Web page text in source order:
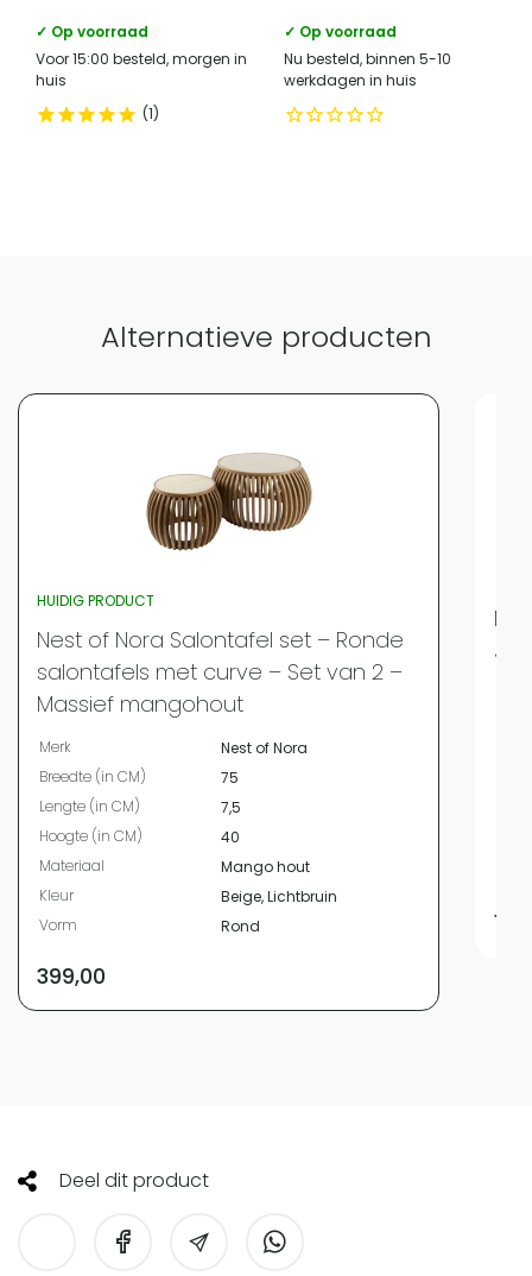
✓ Op voorraad
Voor 15:00 besteld, morgen in
huis
1
✓ Op voorraad
Nu besteld, binnen 5-10
werkdagen in huis
Alternatieve producten
HUIDIG PRODUCT
Nest of Nora Salontafel set – Ronde
salontafels met curve – Set van 2 –
Massief mangohout
Merk
Nest of Nora
Breedte (in CM)
75
Lengte (in CM)
7,5
Hoogte (in CM)
40
Materiaal
Mango hout
Kleur
Beige, Lichtbruin
Vorm
Rond
399,00
Deel dit product